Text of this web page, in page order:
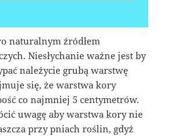
naturalnym źródłem
Niesłychanie ważne jest by
należycie grubą warstwę
się, że warstwa kory
co najmniej 5 centymetrów.
uwagę aby warstwa kory nie
przy pniach roślin, gdyż